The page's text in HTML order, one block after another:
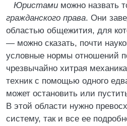
Юристами можно назвать
гражданского права. Они
областью общежития, для
— можно сказать, почти
условные нормы отношений
чрезвычайно хитрая
техник с помощью одного
может остановить или
В этой области нужно
систему, так и все ее